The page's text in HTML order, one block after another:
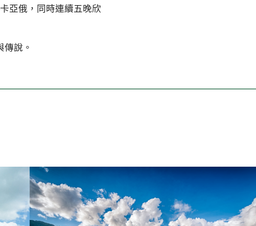
亞俄，同時連續五晚欣
說。